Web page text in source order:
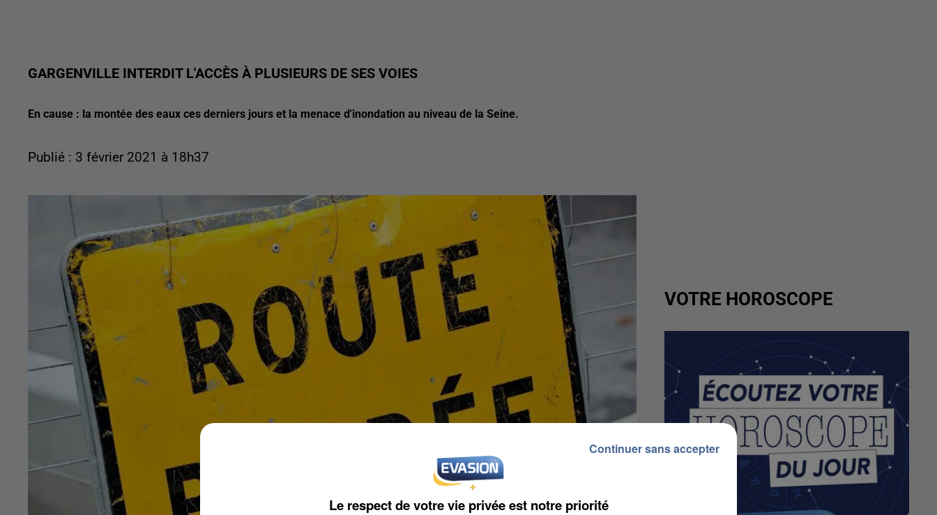
GARGENVILLE INTERDIT L'ACCÈS À PLUSIEURS DE SES VOIES
En cause : la montée des eaux ces derniers jours et la menace d'inondation au niveau de la Seine.
Publié : 3 février 2021 à 18h37
VOTRE HOROSCOPE
Le respect de votre vie privée est notre priorité
Continuer sans accepter